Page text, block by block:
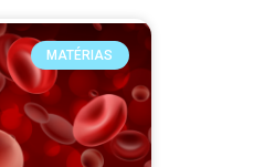
MATÉRIAS